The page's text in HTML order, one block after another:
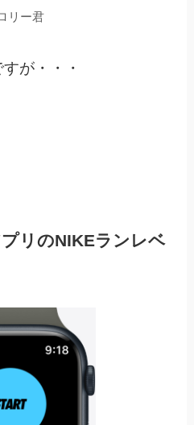
リー君
が・・・
リのNIKEランレベ